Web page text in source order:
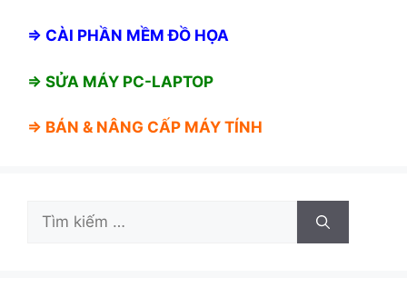
⇒ CÀI PHẦN MỀM ĐỒ HỌA
⇒ SỬA MÁY PC-LAPTOP
⇒ BÁN & NÂNG CẤP MÁY TÍNH
Tìm